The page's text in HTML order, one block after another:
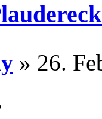
» 26.